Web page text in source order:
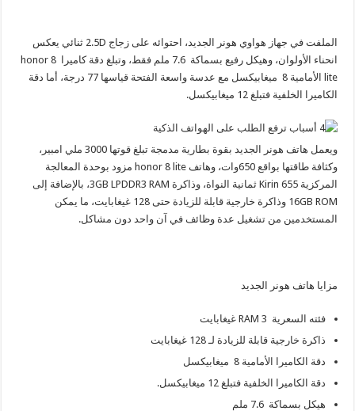
الملفت في جهاز هواوي هونر الجديد، احتوائه على زجاج 2.5D ثنائي يعكس
انحناء الأولوان، وهيكل رفيع بسماكة 7.6 ملم فقط، وتبلغ دقة كاميرا honor 8
lite الأمامية 8 ميغابيكسل مع عدسة واسعة الفتحة قياسها 77 درجة، أما دقة
الكاميرا الخلفية فتبلغ 12 ميغابيكسل.
ويعمل هاتف هونر الجديد بقوة بطارية مدمجة تبلغ قوتها 3000 ملي امبير،
وكثافة طاقتها بواقع 650وات، وهاتف honor 8 lite مزود بوحدة المعالجة
المركزية Kirin 655 ثمانية النواة، وذاكرة 3GB LPDDR3 RAM، بالإضافة إلى
16GB ROM وذاكرة خارجية قابلة للزيادة حتى 128 غيغابايت، ما يمكن
المستخدمين من تشغيل عدة وظائف في آن واحد دون مشاكل.
مزايا هاتف هونر الجديد
فئته السعرية RAM 3 غيغابايت
ذاكرة خارجية قابلة للزيادة لـ 128 غيغابايت
دقة الكاميرا الأمامية 8 ميغابيكسل
دقة الكاميرا الخلفية فتبلغ 12 ميغابيكسل.
هيكل بسماكة 7.6 ملم